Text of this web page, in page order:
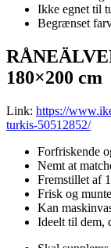
Ikke egnet til
Begrænset
180×200 cm
Link: https://
turkis-50512852/
Forfriskende
Nemt at
Fremstillet af
Frisk og
Kan
Ideelt til dem,